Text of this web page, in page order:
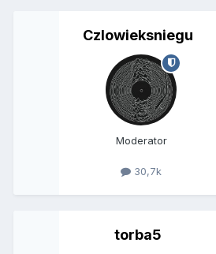
Czlowieksniegu
Moderator
30,7k
torba5